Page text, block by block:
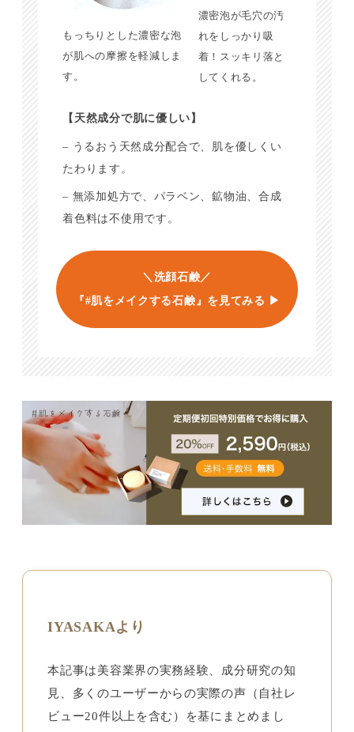
もっちりとした濃密な泡
が肌への摩擦を軽減しま
す。
濃密泡が毛穴の汚
れをしっかり吸
着！スッキリ落と
してくれる。
【天然成分で肌に優しい】
– うるおう天然成分配合で、肌を優しくい
たわります。
– 無添加処方で、パラベン、鉱物油、合成
着色料は不使用です。
＼洗顔石鹸／
『#肌をメイクする石鹸』を見てみる ▶︎
IYASAKAより
本記事は美容業界の実務経験、成分研究の知
見、多くのユーザーからの実際の声（自社レ
ビュー20件以上を含む）を基にまとめまし